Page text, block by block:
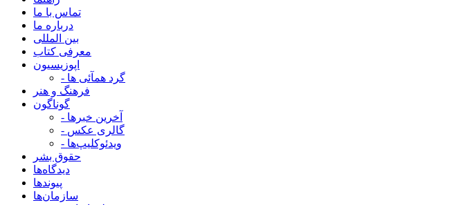
تماس با ما
درباره ما
بین المللی
معرفی کتاب
اپوزیسیون
- گرد همآئی ها
فرهنگ و هنر
گوناگون
- آخرین خبرها
- گالری عکس
- ویدئوکلیپ‌ها
حقوق بشر
دیدگاه‌ها
پیوندها
سازمان‌ها